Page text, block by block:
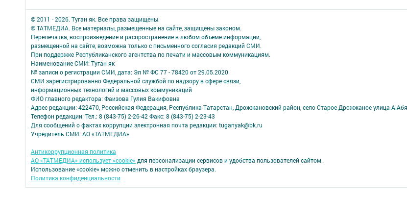
© 2011 - 2026. Туган як. Все права защищены.
© ТАТМЕДИА. Все материалы, размещенные на сайте, защищены законом.
Перепечатка, воспроизведение и распространение в любом объеме информации,
размещенной на сайте, возможна только с письменного согласия редакций СМИ.
При поддержке Республиканского агентства по печати и массовым коммуникациям.
Наименование СМИ: Туган як
№ записи о регистрации СМИ, дата: Эл № ФС 77 - 78420 от 29.05.2020
СМИ зарегистрированно Федеральной службой по надзору в сфере связи,
информационных технологий и массовых коммуникаций
ФИО главного редактора: Фаизова Гулия Вакифовна
Адрес редакции: 422470, Российская Федерация, Республика Татарстан, Дрожжановский район, село Старое Дрожжаное улица
Телефон редакции: Тел.: 8 (843-75) 2-26-42 Факс: 8 (843-75) 2-23-43
Для сообщений о фактах коррупции электронная почта редакции: tuganyak@bk.ru
Учредитель СМИ: АО «ТАТМЕДИА»
Антикоррупционная политика
АО «ТАТМЕДИА» использует «cookie» для персонализации сервисов и удобства пользователей сайтом.
Использование «cookie» можно отменить в настройках браузера.
Политика конфиденциальности